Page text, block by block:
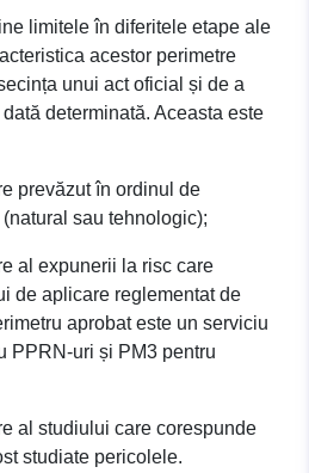
– Puy-de-
limitele în diferitele etape ale
acestor perimetre
unui act oficial și de a
determinată. Aceasta este
prevăzut în ordinul de
sau tehnologic);
al expunerii la risc care
de aplicare reglementat de
aprobat este un serviciu
PPRN-uri și PM3 pentru
al studiului care corespunde
studiate pericolele.